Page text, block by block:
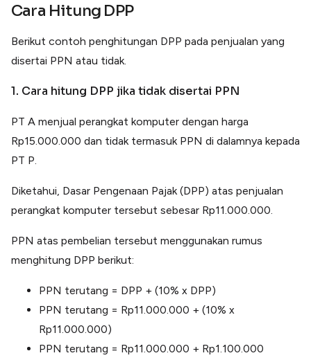
Cara Hitung DPP
Berikut contoh penghitungan DPP pada penjualan yang
disertai PPN atau tidak.
1. Cara hitung DPP jika tidak disertai PPN
PT A menjual perangkat komputer dengan harga
Rp15.000.000 dan tidak termasuk PPN di dalamnya kepada
PT P.
Diketahui, Dasar Pengenaan Pajak (DPP) atas penjualan
perangkat komputer tersebut sebesar Rp11.000.000.
PPN atas pembelian tersebut menggunakan rumus
menghitung DPP berikut:
PPN terutang = DPP + (10% x DPP)
PPN terutang = Rp11.000.000 + (10% x
Rp11.000.000)
PPN terutang = Rp11.000.000 + Rp1.100.000